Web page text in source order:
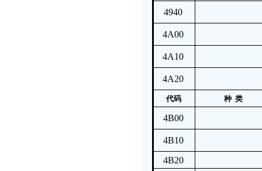
4940
4A00
4A10
4A20
代码 种 类
4B00
4B10
4B20